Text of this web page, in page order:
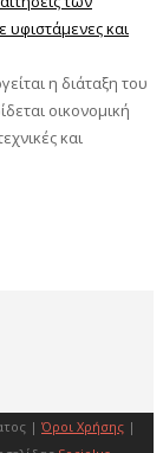
υφιστάμενες και
η διάταξη του
οικονομική
και
| Όροι Χρήσης |